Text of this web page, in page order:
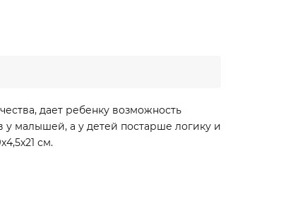
дает ребенку возможность
у малышей, а у детей постарше логику и
см.